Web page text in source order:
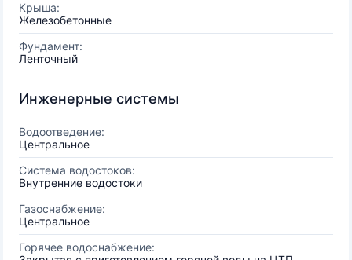
Крыша:
Железобетонные
Фундамент:
Ленточный
Инженерные системы
Водоотведение:
Центральное
Система водостоков:
Внутренние водостоки
Газоснабжение:
Центральное
Горячее водоснабжение: